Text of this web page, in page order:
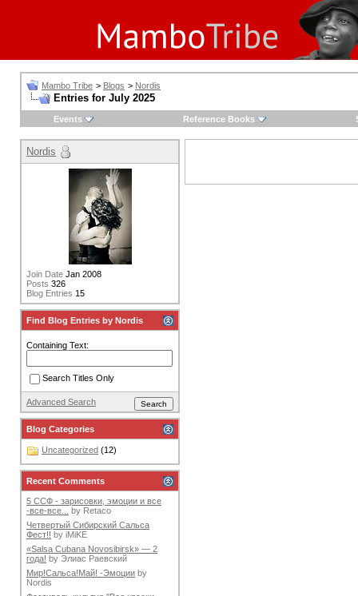
Mambo Tribe > Blogs > Nordis
Entries for July 2025
Events Reference Books
Nordis
Join Date Jan 2008
Posts 326
Blog Entries 15
Find Blog Entries by Nordis
Containing Text:
Search Titles Only
Advanced Search
Blog Categories
Uncategorized (12)
Recent Comments
5 ССФ - зарисовки, эмоции и все
-все-все... by Retaco
Четвертый Сибирский Сальса
Фест!! by iMiKE
«Salsa Cubana Novosibirsk» — 2
года! by Элиас Раевский
Мир!Сальса!Май! -Эмоции by
Nordis